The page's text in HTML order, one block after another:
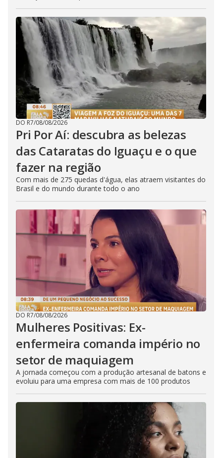
DO R7/08/08/2026
Pri Por Aí: descubra as belezas
das Cataratas do Iguaçu e o que
fazer na região
Com mais de 275 quedas d'água, elas atraem visitantes do
Brasil e do mundo durante todo o ano
DO R7/08/08/2026
Mulheres Positivas: Ex-
enfermeira comanda império no
setor de maquiagem
A jornada começou com a produção artesanal de batons e
evoluiu para uma empresa com mais de 100 produtos